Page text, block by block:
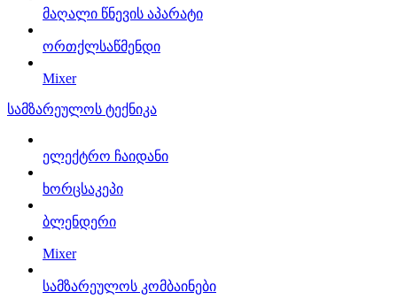
მაღალი წნევის აპარატი
ორთქლსაწმენდი
Mixer
სამზარეულოს ტექნიკა
ელექტრო ჩაიდანი
ხორცსაკეპი
ბლენდერი
Mixer
სამზარეულოს კომბაინები